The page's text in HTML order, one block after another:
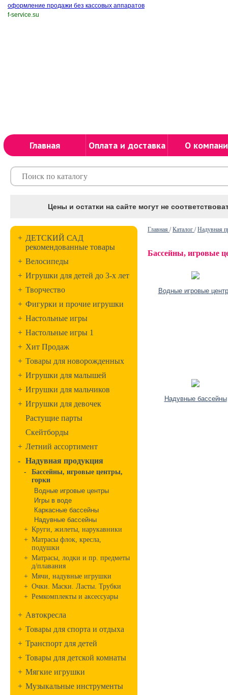
оформление продажи без кассовых аппаратов
f-service.su
Главная Оплата и доставка О
Цены и остатки на сайте могут не
+ ДЕТСКИЙ САД
рекомендованные товары
+ Велосипеды
+ Игрушки для детей до 3-х лет
+ Творчество
+ Фигурки и прочие игрушки
+ Настольные игры
+ Настольные игры 1
+ Хит Продаж
+ Товары для новорожденных
+ Игрушки для малышей
+ Игрушки для мальчиков
+ Игрушки для девочек
Растущие парты
Скейтборды
+ Летний ассортимент
- Надувная продукция
-
Бассейны, игровые центры,
горки
Водные игровые центры
Игры в воде
Каркасные бассейны
Надувные бассейны
+ Круги, жилеты, нарукавники
+ Матрасы флок, кресла,
подушки
+ Матрасы, лодки и пр. предметы
д/плавания
+ Мячи, надувные игрушки
+ Очки. Маски. Ласты. Трубки
+ Ремкомплекты и аксессуары
+ Автокресла
+ Товары для спорта и отдыха
+ Транспорт для детей
+ Товары для детской комнаты
+ Мягкие игрушки
+ Музыкальные инструменты
Главная /Каталог /Надувная
Бассейны, игровые
Водные игровые
Надувные бассейны